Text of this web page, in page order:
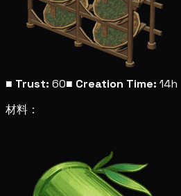
■ Trust: 60■ Creation Time: 14h
材料：